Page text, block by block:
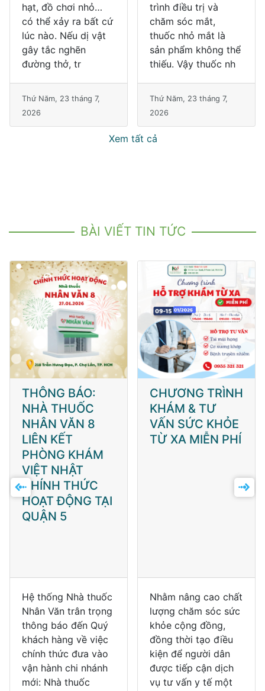
hạt, đồ chơi nhỏ…
có thể xảy ra bất cứ
lúc nào. Nếu dị vật
gây tắc nghẽn
đường thở, tr
Thứ Năm, 23 tháng 7,
2026
trình điều trị và
chăm sóc mắt,
thuốc nhỏ mắt là
sản phẩm không thể
thiếu. Vậy thuốc nh
Thứ Năm, 23 tháng 7,
2026
Xem tất cả
BÀI VIẾT TIN TỨC
THÔNG BÁO:
NHÀ THUỐC
NHÂN VĂN 8
LIÊN KẾT
PHÒNG KHÁM
VIỆT NHẬT
CHÍNH THỨC
HOẠT ĐỘNG TẠI
QUẬN 5
Hệ thống Nhà thuốc
Nhân Văn trân trọng
thông báo đến Quý
khách hàng về việc
chính thức đưa vào
vận hành chi nhánh
mới: Nhà thuốc
CHƯƠNG TRÌNH
KHÁM & TƯ
VẤN SỨC KHỎE
TỪ XA MIỄN PHÍ
Nhằm nâng cao chất
lượng chăm sóc sức
khỏe cộng đồng,
đồng thời tạo điều
kiện để người dân
được tiếp cận dịch
vụ tư vấn y tế một